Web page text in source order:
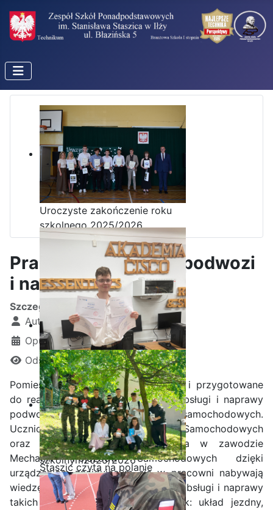
Uroczyste zakończenie roku
szkolnego 2025/2026
Ostatnia garść certyfikatów
Akademii CISCO w roku
szkolnym2025/2026
Staszic czyta na polanie
Pracownia remontu podwozi
i nadwozi
Szczegóły
Autor:
Kamil Krosta
Opublikowano: 15 grudzień 2022
Odsłon: 4249
Pomieszczenie bogato wyposażone i przygotowane
do realizacji zagadnień z zakresu obsługi i naprawy
podwozi i nadwozi pojazdów samochodowych.
Uczniowie Technikum Pojazdów Samochodowych
oraz Szkoły Branżowej I stopnia w zawodzie
Mechanik Pojazdów Samochodowych dzięki
urządzeniom znajdującym się w pracowni nabywają
wiedzę i umiejętności potrzebne do obsługi i naprawy
takich zespołów i podzespołów jak: układ jezdny,